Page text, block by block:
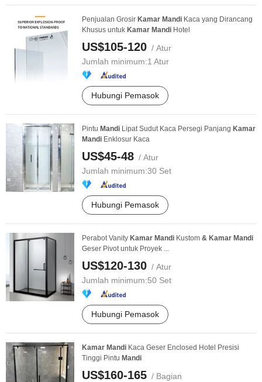
Penjualan Grosir Kamar Mandi Kaca yang Dirancang
Khusus untuk Kamar Mandi Hotel
US$105-120 / Atur
Jumlah minimum:1 Atur
Hubungi Pemasok
Pintu Mandi Lipat Sudut Kaca Persegi Panjang Kamar
Mandi Enklosur Kaca
US$45-48 / Atur
Jumlah minimum:30 Set
Hubungi Pemasok
Perabot Vanity Kamar Mandi Kustom & Kamar Mandi
Geser Pivot untuk Proyek ...
US$120-130 / Atur
Jumlah minimum:50 Set
Hubungi Pemasok
Kamar Mandi Kaca Geser Enclosed Hotel Presisi
Tinggi Pintu Mandi
US$160-165 / Bagian